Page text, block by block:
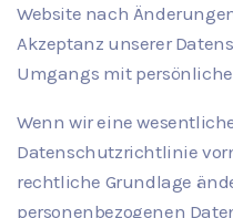
Website nach
Akzeptanz unserer
Umgangs mit
Wenn wir eine
Datenschutzrichtlinie
rechtliche Grundlage
personenbezogenen